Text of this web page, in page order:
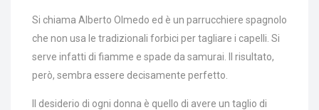
Si chiama Alberto Olmedo ed è un parrucchiere spagnolo
che non usa le tradizionali forbici per tagliare i capelli. Si
serve infatti di fiamme e spade da samurai. Il risultato,
però, sembra essere decisamente perfetto.
Il desiderio di ogni donna è quello di avere un taglio di